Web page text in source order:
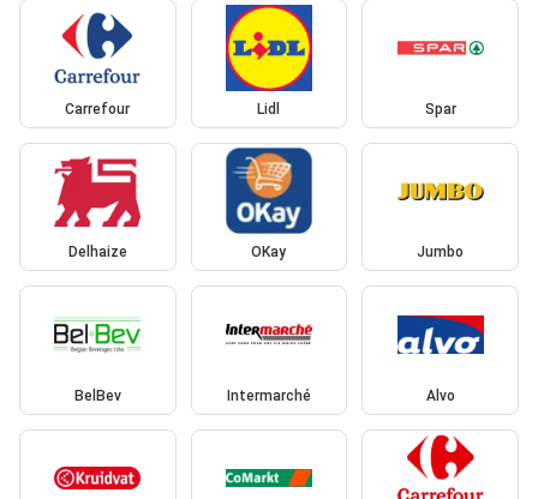
Carrefour Lidl Spar
Delhaize OKay Jumbo
BelBev Intermarché Alvo